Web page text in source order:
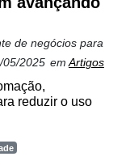
de negócios para
05/2025 em Artigos
reduzir o uso